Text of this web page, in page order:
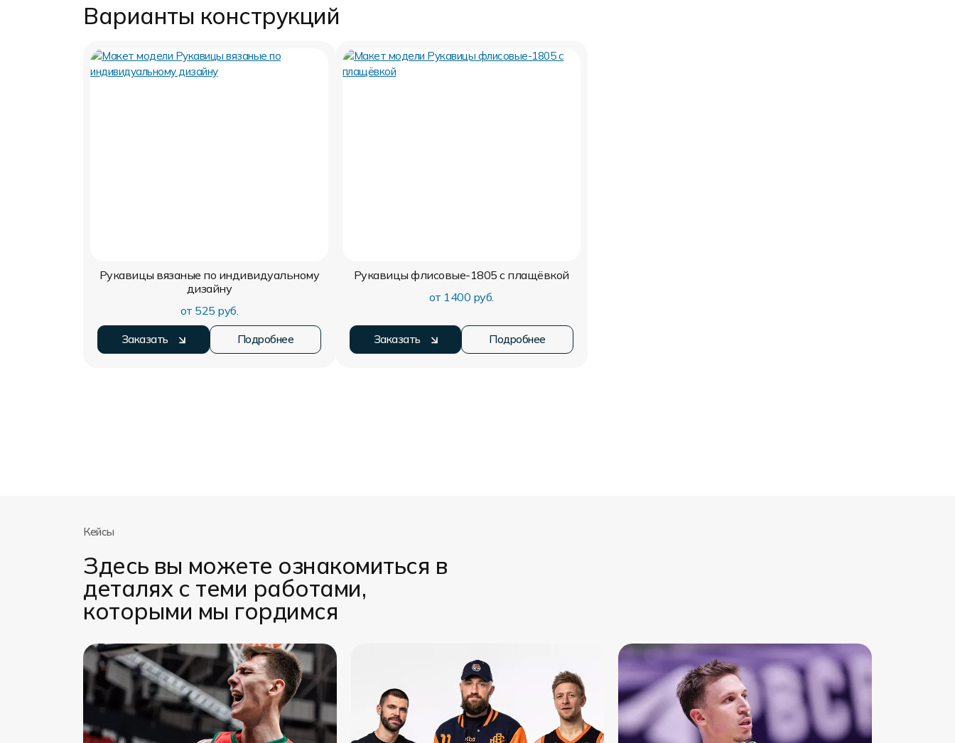
Варианты конструкций
Рукавицы вязаные по индивидуальному
дизайну
от 525 руб.
Заказать Подробнее
Рукавицы флисовые-1805 с плащёвкой
от 1400 руб.
Заказать Подробнее
Кейсы
Здесь вы можете ознакомиться в
деталях с теми работами,
которыми мы гордимся
Форма в наличии
Система скидок и наценок